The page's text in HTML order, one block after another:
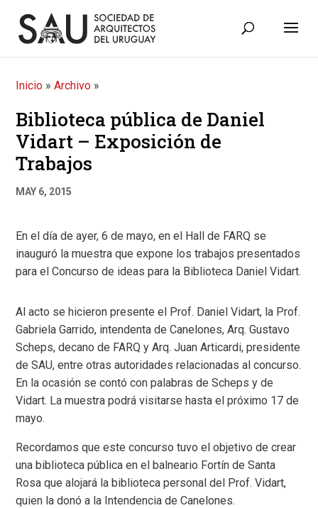
Inicio »Archivo »
Biblioteca pública de Daniel
Vidart – Exposición de
Trabajos
MAY 6, 2015
En el día de ayer, 6 de mayo, en el Hall de FARQ se
inauguró la muestra que expone los trabajos presentados
para el Concurso de ideas para la Biblioteca Daniel Vidart.
Al acto se hicieron presente el Prof. Daniel Vidart, la Prof.
Gabriela Garrido, intendenta de Canelones, Arq. Gustavo
Scheps, decano de FARQ y Arq. Juan Articardi, presidente
de SAU, entre otras autoridades relacionadas al concurso.
En la ocasión se contó con palabras de Scheps y de
Vidart. La muestra podrá visitarse hasta el próximo 17 de
mayo.
Recordamos que este concurso tuvo el objetivo de crear
una biblioteca pública en el balneario Fortín de Santa
Rosa que alojará la biblioteca personal del Prof. Vidart,
quien la donó a la Intendencia de Canelones.